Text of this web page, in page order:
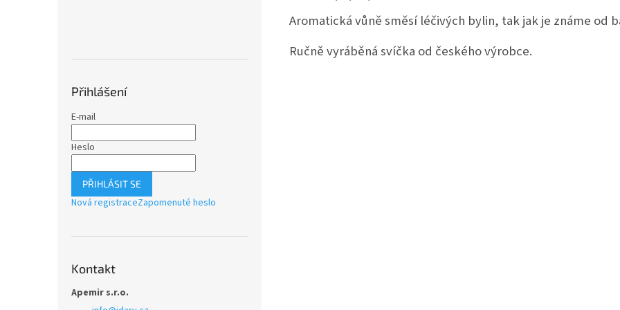
Přihlášení
E-mail
Heslo
PŘIHLÁSIT SE
Nová registraceZapomenuté heslo
Kontakt
Apemir s.r.o.
Aromatická vůně směsí léčivých bylin, tak jak je známe od
Ručně vyráběná svíčka od českého výrobce.